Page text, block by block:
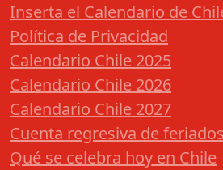
Inserta el Calendario de
Política de Privacidad
Calendario Chile 2025
Calendario Chile 2026
Calendario Chile 2027
Cuenta regresiva de
Qué se celebra hoy en Chile